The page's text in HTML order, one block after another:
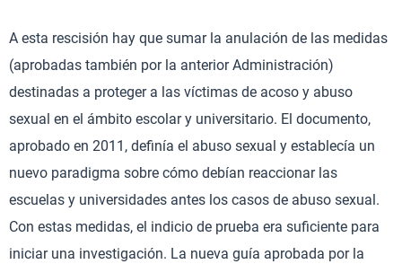
A esta rescisión hay que sumar la anulación de las medidas
(aprobadas también por la anterior Administración)
destinadas a proteger a las víctimas de acoso y abuso
sexual en el ámbito escolar y universitario. El documento,
aprobado en 2011, definía el abuso sexual y establecía un
nuevo paradigma sobre cómo debían reaccionar las
escuelas y universidades antes los casos de abuso sexual.
Con estas medidas, el indicio de prueba era suficiente para
iniciar una investigación. La nueva guía aprobada por la